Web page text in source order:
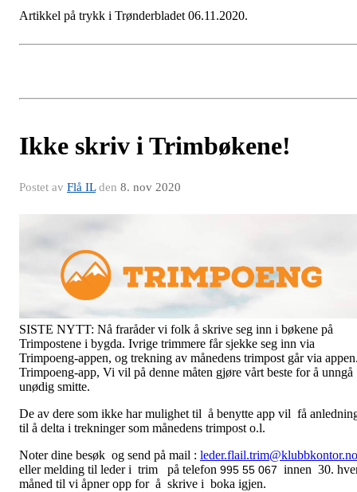
Artikkel på trykk i Trønderbladet 06.11.2020.
Ikke skriv i Trimbøkene!
Postet av Flå ILden 8. nov 2020
SISTE NYTT: Nå fraråder vi folk å skrive seg inn i bøkene på
Trimpostene i bygda. Ivrige trimmere får sjekke seg inn via
Trimpoeng-appen, og trekning av månedens trimpost går via
Trimpoeng-app, Vi vil på denne måten gjøre vårt beste for å unngå
unødig smitte.
De av dere som ikke har mulighet til å benytte app vil få
til å delta i trekninger som månedens trimpost o.l.
Noter dine besøk og send på mail : leder.flail.trim@klubbkontor.no
eller melding til leder i trim på telefon 995 55 067 innen 30.
måned til vi åpner opp for å skrive i boka igjen.